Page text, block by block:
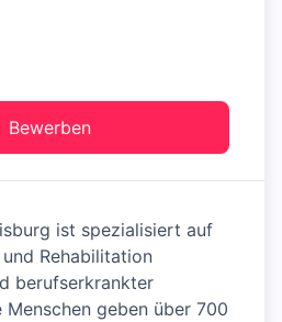
Bewerben
ist spezialisiert auf
Rehabilitation
berufserkrankter
Menschen geben über 700